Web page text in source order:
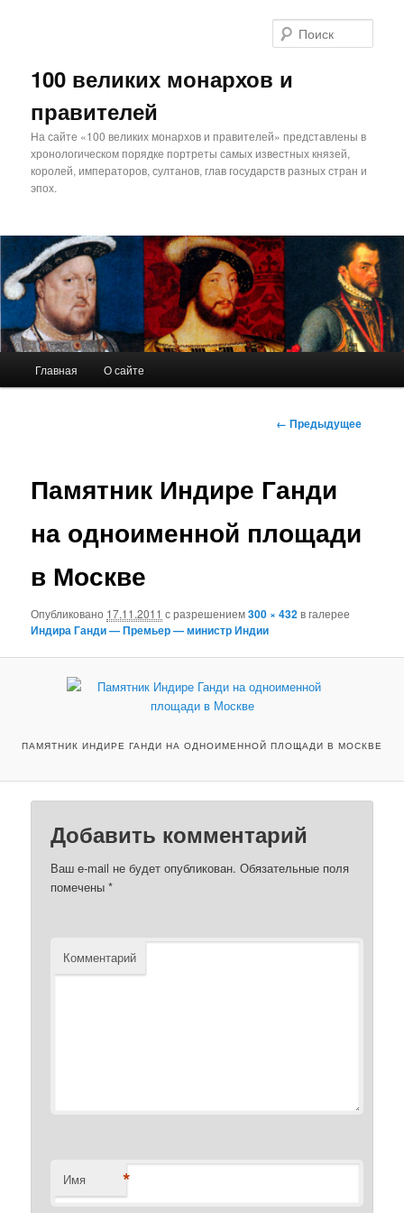
100 великих монархов и
правителей
На сайте «100 великих монархов и правителей» представлены в
хронологическом порядке портреты самых известных князей,
королей, императоров, султанов, глав государств разных стран и
эпох.
Перейти
содержимому
Главная О сайте
Навигация
← Предыдущее
Памятник Индире Ганди
на одноименной площади
в Москве
Опубликовано 17.11.2011 с разрешением300 × 432в галерее
Индира Ганди — Премьер — министр Индии
ПАМЯТНИК ИНДИРЕ ГАНДИ НА ОДНОИМЕННОЙ ПЛОЩАДИ В МОСКВЕ
Добавить комментарий
Ваш e-mail не будет опубликован. Обязательные поля
помечены*
Комментарий
Имя *